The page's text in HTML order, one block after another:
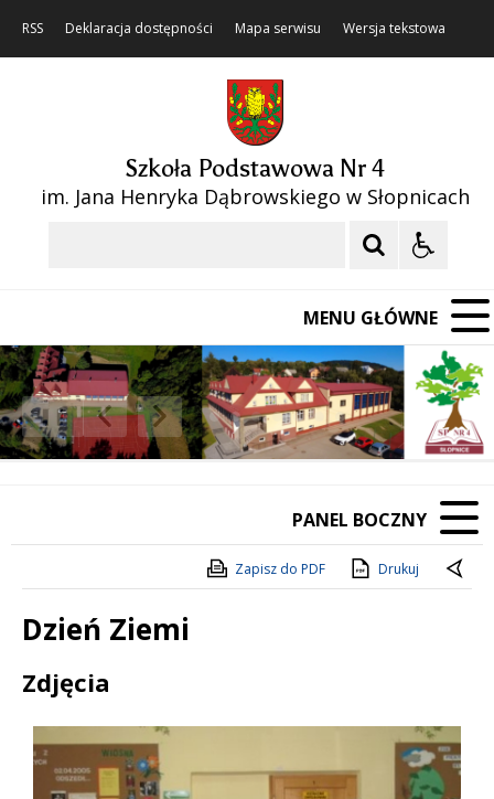
RSS Deklaracja dostępności Mapa serwisu Wersja tekstowa
Szkoła Podstawowa Nr 4
im. Jana Henryka Dąbrowskiego w Słopnicach
MENU GŁÓWNE
Poprzedni Element
Następny Element
❚❚
PANEL BOCZNY
Zapisz do PDF Drukuj
Dzień Ziemi
Treść
Zdjęcia